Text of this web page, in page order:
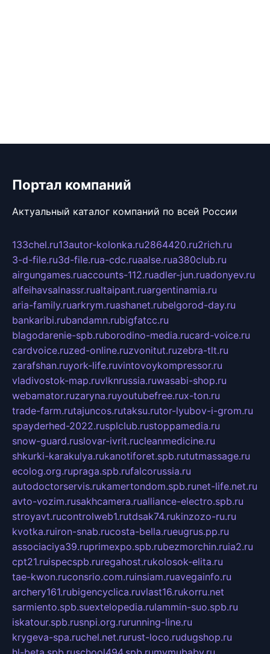
Портал компаний
Актуальный каталог компаний по всей России
133chel.ru13autor-kolonka.ru2864420.ru2rich.ru
3-d-file.ru3d-file.rua-cdc.ruaalse.rua380club.ru
airgungames.ruaccounts-112.ruadler-jun.ruadonyev.ru
alfeihavsalnassr.rualtaipant.ruargentinamia.ru
aria-family.ruarkrym.ruashanet.rubelgorod-day.ru
bankaribi.rubandamn.rubigfatcc.ru
blagodarenie-spb.ruborodino-media.rucard-voice.ru
cardvoice.ruzed-online.ruzvonitut.ruzebra-tlt.ru
zarafshan.ruyork-life.ruvintovoykompressor.ru
vladivostok-map.ruvlknrussia.ruwasabi-shop.ru
webamator.ruzaryna.ruyoutubefree.rux-ton.ru
trade-farm.rutajuncos.rutaksu.rutor-lyubov-i-grom.ru
spayderhed-2022.rusplclub.rustoppamedia.ru
snow-guard.ruslovar-ivrit.rucleanmedicine.ru
shkurki-karakulya.rukanotiforet.spb.rututmassage.ru
ecolog.org.rupraga.spb.rufalcorussia.ru
autodoctorservis.rukamertondom.spb.runet-life.net.ru
avto-vozim.rusakhcamera.rualliance-electro.spb.ru
stroyavt.rucontrolweb1.rutdsak74.rukinzozo-ru.ru
kvotka.ruiron-snab.rucosta-bella.rueugrus.pp.ru
associaciya39.ruprimexpo.spb.rubezmorchin.ruia2.ru
cpt21.ruispecspb.ruregahost.rukolosok-elita.ru
tae-kwon.ruconsrio.com.ruinsiam.ruavegainfo.ru
archery161.rubigencyclica.ruvlast16.rukorru.net
sarmiento.spb.suextelopedia.rulammin-suo.spb.ru
iskatour.spb.rusnpi.org.rurunning-line.ru
krygeva-spa.ruchel.net.rurust-loco.rudugshop.ru